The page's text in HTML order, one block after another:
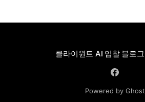
클라이원트 AI 입찰 블로그
Powered by Ghost